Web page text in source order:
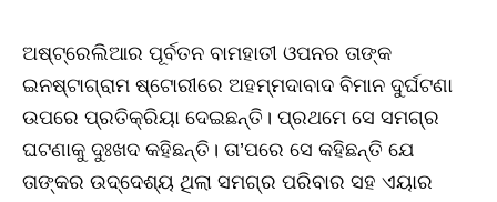
ଅଷ୍ଟ୍ରେଲିଆର ପୂର୍ବତନ ବାମହାତୀ ଓପନର ତାଙ୍କ
ଇନଷ୍ଟାଗ୍ରାମ ଷ୍ଟୋରୀରେ ଅହମ୍ମଦାବାଦ ବିମାନ ଦୁର୍ଘଟଣା
ଉପରେ ପ୍ରତିକ୍ରିୟା ଦେଇଛନ୍ତି। ପ୍ରଥମେ ସେ ସମଗ୍ର
ଘଟଣାକୁ ଦୁଃଖଦ କହିଛନ୍ତି। ତା’ପରେ ସେ କହିଛନ୍ତି ଯେ
ତାଙ୍କର ଉଦ୍ଦେଶ୍ୟ ଥିଲା ସମଗ୍ର ପରିବାର ସହ ଏୟାର